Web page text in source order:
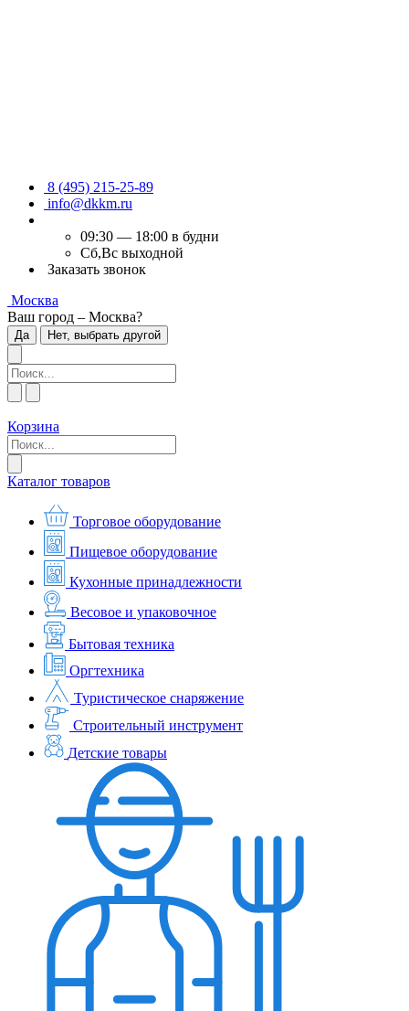
8 (495) 215-25-89
info@dkkm.ru
09:30 — 18:00 в будни
Сб,Вс выходной
Заказать звонок
Москва
Ваш город – Москва?
Да Нет, выбрать другой
Корзина
Каталог товаров
Торговое оборудование
Пищевое оборудование
Кухонные принадлежности
Весовое и упаковочное
Бытовая техника
Оргтехника
Туристическое снаряжение
Строительный инструмент
Детские товары